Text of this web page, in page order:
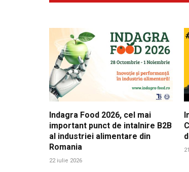
Indagra Food 2026, cel mai
important punct de intalnire B2B
al industriei alimentare din
Romania
22 iulie 2026